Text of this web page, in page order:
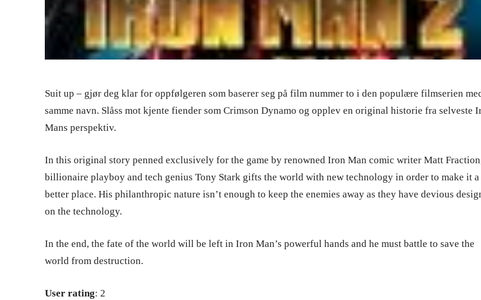
Suit up – gjør deg klar for oppfølgeren som baserer seg på film nummer to i den populære filmserien
samme navn. Slåss mot kjente fiender som Crimson Dynamo og opplev en original historie fra selveste
Mans perspektiv.
In this original story penned exclusively for the game by renowned Iron Man comic writer Matt
billionaire playboy and tech genius Tony Stark gifts the world with new technology in order to make it a
better place. His philanthropic nature isn’t enough to keep the enemies away as they have devious
on the technology.
In the end, the fate of the world will be left in Iron Man’s powerful hands and he must battle to save the
world from destruction.
User rating: 2